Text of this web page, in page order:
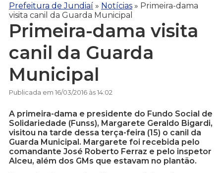
Prefeitura de Jundiaí » Notícias » Primeira-dama
visita canil da Guarda Municipal
Primeira-dama visita
canil da Guarda
Municipal
Publicada em 16/03/2016 às 14:02
A primeira-dama e presidente do Fundo Social de
Solidariedade (Funss), Margarete Geraldo Bigardi,
visitou na tarde dessa terça-feira (15) o canil da
Guarda Municipal. Margarete foi recebida pelo
comandante José Roberto Ferraz e pelo inspetor
Alceu, além dos GMs que estavam no plantão.